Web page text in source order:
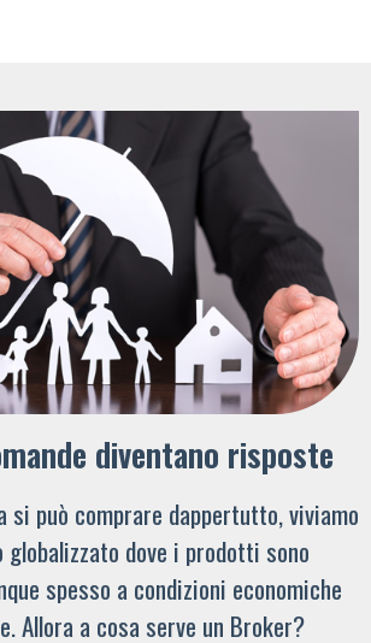
diventano risposte
si può comprare dappertutto, viviamo
globalizzato dove i prodotti sono
spesso a condizioni economiche
Allora a cosa serve un Broker?